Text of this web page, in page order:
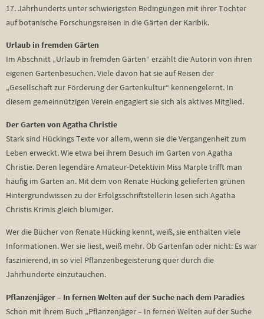
17. Jahrhunderts unter schwierigsten Bedingungen mit ihrer Tochter
auf botanische Forschungsreisen in die Gärten der Karibik.
Urlaub in fremden Gärten
Im Abschnitt „Urlaub in fremden Gärten“ erzählt die Autorin von ihren
eigenen Gartenbesuchen. Viele davon hat sie auf Reisen der
„Gesellschaft zur Förderung der Gartenkultur“ kennengelernt. In
diesem gemeinnützigen Verein engagiert sie sich als aktives Mitglied.
Der Garten von Agatha Christie
Stark sind Hückings Texte vor allem, wenn sie die Vergangenheit zum
Leben erweckt. Wie etwa bei ihrem Besuch im Garten von Agatha
Christie. Deren legendäre Amateur-Detektivin Miss Marple trifft man
häufig im Garten an. Mit dem von Renate Hücking gelieferten grünen
Hintergrundwissen zu der Erfolgsschriftstellerin lesen sich Agatha
Christis Krimis gleich blumiger.
Wer die Bücher von Renate Hücking kennt, weiß, sie enthalten viele
Informationen. Wer sie liest, weiß mehr. Ob Gartenfan oder nicht: Es war
faszinierend, in so viel Pflanzenbegeisterung quer durch die
Jahrhunderte einzutauchen.
Pflanzenjäger – In fernen Welten auf der Suche nach dem Paradies
Schon mit ihrem Buch „Pflanzenjäger – In fernen Welten auf der Suche